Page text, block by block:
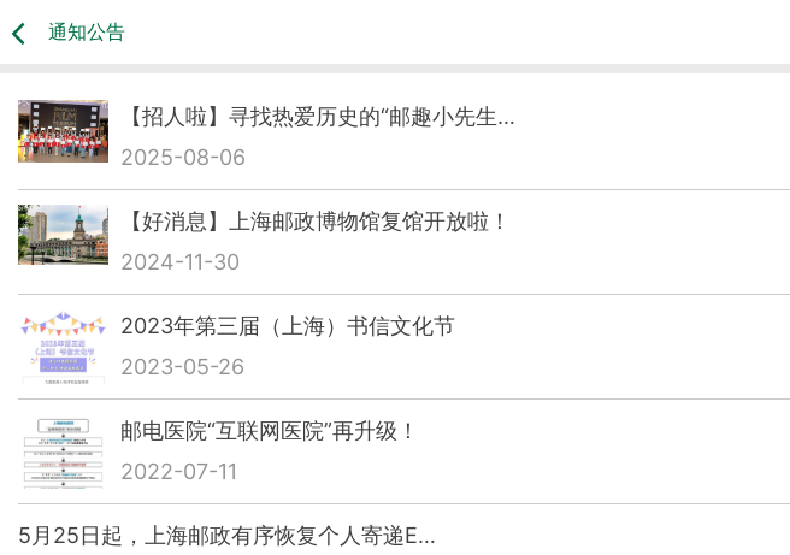
通知公告
【招人啦】寻找热爱历史的“邮趣小先生…
2025-08-06
【好消息】上海邮政博物馆复馆开放啦！
2024-11-30
2023年第三届（上海）书信文化节
2023-05-26
邮电医院“互联网医院”再升级！
2022-07-11
5月25日起，上海邮政有序恢复个人寄递E…